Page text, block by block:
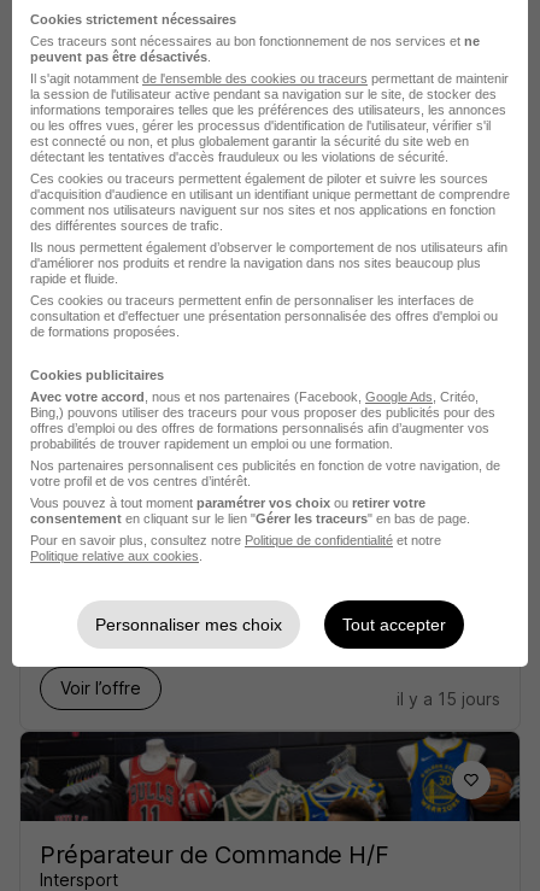
Voir l’offre
Cariste H/F
Chausséa
Trémery - 57 CDD
Voir l’offre
Magasinier H/F
BUT
Conflans-en-Jarnisy - 54 CDI
Voir l’offre
il y a 15 jours
Préparateur de Commande H/F
Intersport
Cookies strictement nécessaires
Ces traceurs sont nécessaires au bon fonctionnement de nos services et ne
peuvent pas être désactivés
Il s'agit notamment de l'ensemble des cookies ou traceurs permettant de maintenir
la session de l'utilisateur active pendant sa navigation sur le site, de stocker des
informations temporaires telles que les préférences des utilisateurs, les annonces
ou les offres vues, gérer les processus d'identification de l'utilisateur, vérifier s'il
est connecté ou non, et plus globalement garantir la sécurité du site web en
détectant les tentatives d'accès frauduleux ou les violations de sécurité.
Ces cookies ou traceurs permettent également de piloter et suivre les sources
d'acquisition d'audience en utilisant un identifiant unique permettant de comprendre
comment nos utilisateurs naviguent sur nos sites et nos applications en fonction
des différentes sources de trafic.
Ils nous permettent également d’observer le comportement de nos utilisateurs afin
d'améliorer nos produits et rendre la navigation dans nos sites beaucoup plus
rapide et fluide.
Ces cookies ou traceurs permettent enfin de personnaliser les interfaces de
consultation et d'effectuer une présentation personnalisée des offres d'emploi ou
de formations proposées.
Cookies publicitaires
Avec votre accord , nous et nos partenaires (Facebook, Google Ads , Critéo,
Bing,) pouvons utiliser des traceurs pour vous proposer des publicités pour des
offres d’emploi ou des offres de formations personnalisés afin d’augmenter vos
probabilités de trouver rapidement un emploi ou une formation.
Nos partenaires personnalisent ces publicités en fonction de votre navigation, de
votre profil et de vos centres d’intérêt.
Vous pouvez à tout moment paramétrer vos choix ou retirer votre
consentement en cliquant sur le lien "Gérer les traceurs" en bas de page.
Pour en savoir plus, consultez notre Politique de confidentialité et notre
Politique relative aux cookies
Personnaliser mes choix Tout accepter